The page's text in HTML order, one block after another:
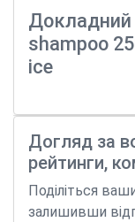
Докладний
shampoo
ice
Догляд за
рейтинги,
Поділіться
залишивши